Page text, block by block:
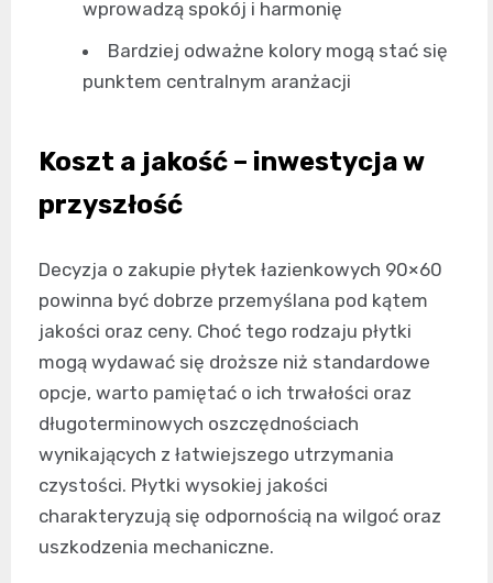
wprowadzą spokój i harmonię
Bardziej odważne kolory mogą stać się
punktem centralnym aranżacji
Koszt a jakość – inwestycja w
przyszłość
Decyzja o zakupie płytek łazienkowych 90×60
powinna być dobrze przemyślana pod kątem
jakości oraz ceny. Choć tego rodzaju płytki
mogą wydawać się droższe niż standardowe
opcje, warto pamiętać o ich trwałości oraz
długoterminowych oszczędnościach
wynikających z łatwiejszego utrzymania
czystości. Płytki wysokiej jakości
charakteryzują się odpornością na wilgoć oraz
uszkodzenia mechaniczne.